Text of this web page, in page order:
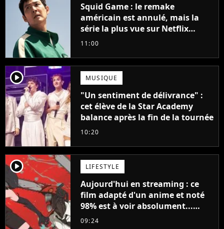
Squid Game : le remake
américain est annulé, mais la
série la plus vue sur Netflix
pourrait avoir une version
11:00
player2 MUSIQUE
"Un sentiment de délivrance" :
cet élève de la Star Academy
balance après la fin de la tournée
10:20
player2 LIFESTYLE
Aujourd'hui en streaming : ce
film adapté d'un anime et noté
98% est à voir absolument...
sinon vous ne comprendrez plus
09:24